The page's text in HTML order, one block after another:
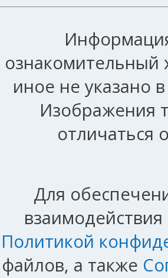
ознакомительный
иное не указано
Изображения
отличаться
Для
Политикой
файлов, а также